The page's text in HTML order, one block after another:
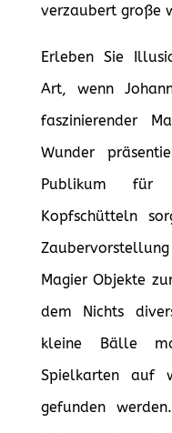
verzaubert große
Erleben Sie
Art, wenn
faszinierender
Wunder
Publikum für
Kopfschütteln
Magier Objekte
dem Nichts
kleine Bälle
Spielkarten auf
gefunden